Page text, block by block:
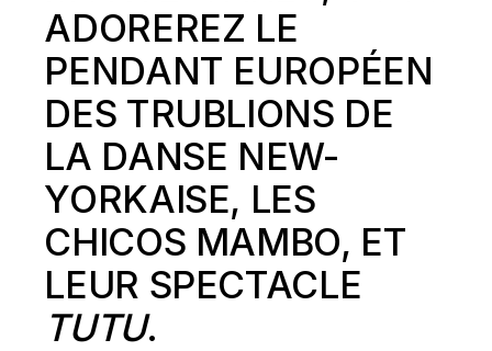
ADOREREZ LE
PENDANT EUROPÉEN
DES TRUBLIONS DE
LA DANSE NEW-
YORKAISE, LES
CHICOS MAMBO, ET
LEUR SPECTACLE
TUTU.